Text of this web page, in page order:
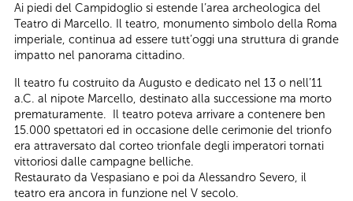
Ai piedi del Campidoglio si estende l’area archeologica del
Teatro di Marcello. Il teatro, monumento simbolo della Roma
imperiale, continua ad essere tutt’oggi una struttura di grande
impatto nel panorama cittadino.
Il teatro fu costruito da Augusto e dedicato nel 13 o nell’11
a.C. al nipote Marcello, destinato alla successione ma morto
prematuramente. Il teatro poteva arrivare a contenere ben
15.000 spettatori ed in occasione delle cerimonie del trionfo
era attraversato dal corteo trionfale degli imperatori tornati
vittoriosi dalle campagne belliche.
Restaurato da Vespasiano e poi da Alessandro Severo, il
teatro era ancora in funzione nel V secolo.